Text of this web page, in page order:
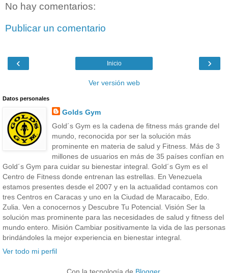
No hay comentarios:
Publicar un comentario
‹ ›
Inicio
Ver versión web
Datos personales
Golds Gym
Gold´s Gym es la cadena de fitness más grande del
mundo, reconocida por ser la solución más
prominente en materia de salud y Fitness. Más de 3
millones de usuarios en más de 35 países confían en
Gold´s Gym para cuidar su bienestar integral. Gold´s Gym es el
Centro de Fitness donde entrenan las estrellas. En Venezuela
estamos presentes desde el 2007 y en la actualidad contamos con
tres Centros en Caracas y uno en la Ciudad de Maracaibo, Edo.
Zulia. Ven a conocernos y Descubre Tu Potencial. Visión Ser la
solución mas prominente para las necesidades de salud y fitness del
mundo entero. Misión Cambiar positivamente la vida de las personas
brindándoles la mejor experiencia en bienestar integral.
Ver todo mi perfil